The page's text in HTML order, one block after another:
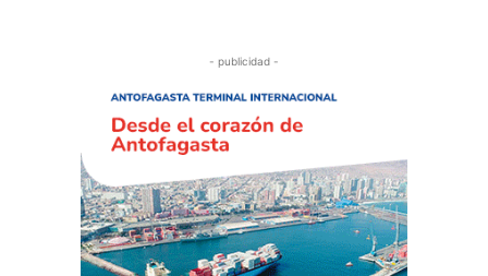
- publicidad -